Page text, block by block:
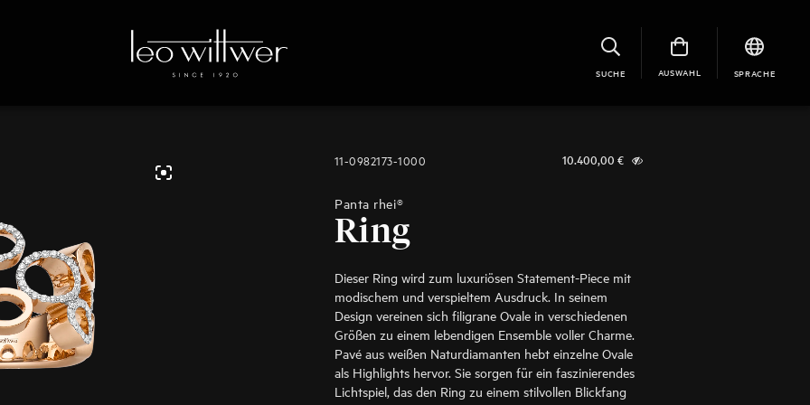
SUCHE AUSWAHL SPRACHE
11-0982173-1000 10.400,00 €
Panta rhei®
Ring
Dieser Ring wird zum luxuriösen Statement-Piece mit
modischem und verspieltem Ausdruck. In seinem
Design vereinen sich filigrane Ovale in verschiedenen
Größen zu einem lebendigen Ensemble voller Charme.
Pavé aus weißen Naturdiamanten hebt einzelne Ovale
als Highlights hervor. Sie sorgen für ein faszinierendes
Lichtspiel, das den Ring zu einem stilvollen Blickfang